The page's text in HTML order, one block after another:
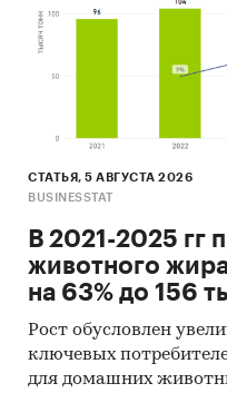
СТАТЬЯ, 5 АВГУСТА 2026
BUSINESSTAT
В 2021-2025 гг
животного
на 63% до 156
Рост обусловлен
ключевых
для домашних